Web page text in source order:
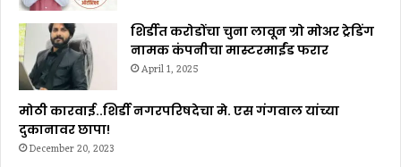
शिर्डीत करोडोंचा चुना लावून ग्रो मोअर ट्रेडिंग
नामक कंपनीचा मास्टरमाईंड फरार
April 1, 2025
मोठी कारवाई..शिर्डी नगरपरिषदेचा मे. एस गंगवाल यांच्या
दुकानावर छापा!
December 20, 2023